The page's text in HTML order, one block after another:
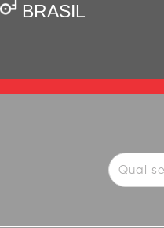
BRASIL